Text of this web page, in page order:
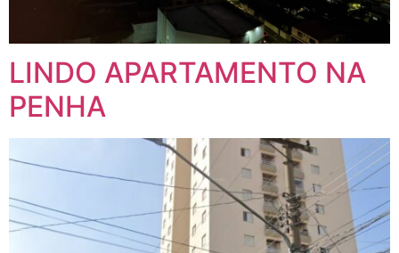
LINDO APARTAMENTO NA
PENHA